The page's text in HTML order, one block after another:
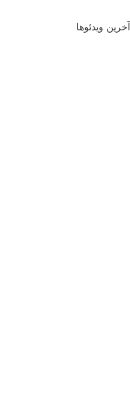
آخرین ویدئوها